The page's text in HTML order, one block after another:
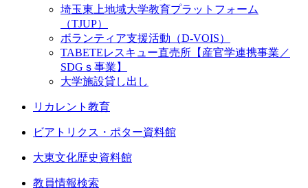
埼玉東上地域大学教育プラットフォーム
（TJUP）
ボランティア支援活動（D-VOIS）
TABETEレスキュー直売所【産官学連携事業／
SDGｓ事業】
大学施設貸し出し
リカレント教育
ビアトリクス・ポター資料館
大東文化歴史資料館
教員情報検索